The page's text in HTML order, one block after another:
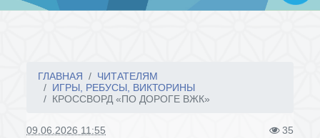
ГЛАВНАЯ
ЧИТАТЕЛЯМ
ИГРЫ, РЕБУСЫ, ВИКТОРИНЫ
КРОССВОРД «ПО ДОРОГЕ ВЖК»
09.06.2026 11:55 35